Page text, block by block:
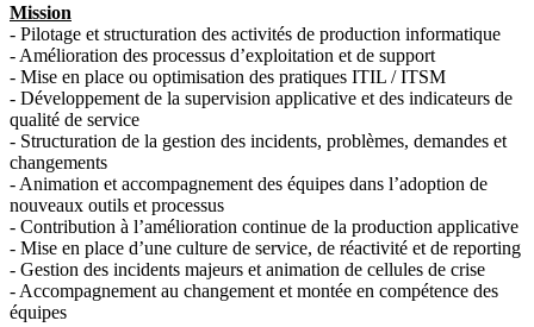
Mission
- Pilotage et structuration des activités de production informatique
- Amélioration des processus d’exploitation et de support
- Mise en place ou optimisation des pratiques ITIL / ITSM
- Développement de la supervision applicative et des indicateurs de
qualité de service
- Structuration de la gestion des incidents, problèmes, demandes et
changements
- Animation et accompagnement des équipes dans l’adoption de
nouveaux outils et processus
- Contribution à l’amélioration continue de la production applicative
- Mise en place d’une culture de service, de réactivité et de reporting
- Gestion des incidents majeurs et animation de cellules de crise
- Accompagnement au changement et montée en compétence des
équipes